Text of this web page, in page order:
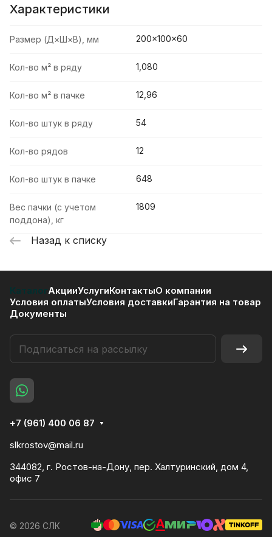
Характеристики
Размер (Д×Ш×В), мм 200×100×60
Кол-во м² в ряду 1,080
Кол-во м² в пачке 12,96
Кол-во штук в ряду 54
Кол-во рядов 12
Кол-во штук в пачке 648
Вес пачки (с учетом
поддона), кг
1809
Назад к списку
КаталогАкцииУслугиКонтактыО компании
Условия оплатыУсловия доставкиГарантия на товар
Документы
+7 (961) 400 06 87
slkrostov@mail.ru
344082, г. Ростов-на-Дону, пер. Халтуринский, дом 4,
офис 7
© 2026 СЛК